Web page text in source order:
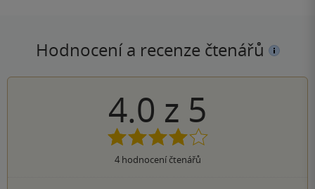
Hodnocení a recenze čtenářů
4.0 z 5
4hodnocení čtenářů